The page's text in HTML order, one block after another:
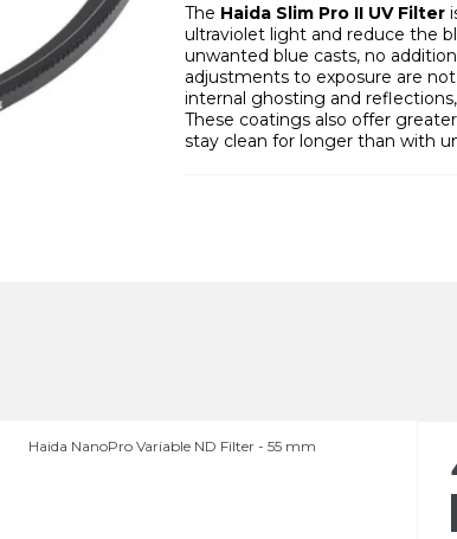
The Haida Slim Pro II UV Filter
ultraviolet light and reduce the
unwanted blue casts, no
adjustments to exposure are
internal ghosting and
These coatings also offer
stay clean for longer than with
Haida NanoPro Variable ND Filter - 55 mm